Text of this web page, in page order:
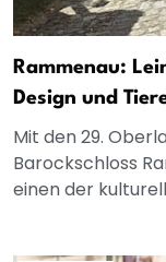
Rammenau:
Design und
Mit den 29.
Barockschloss
einen der